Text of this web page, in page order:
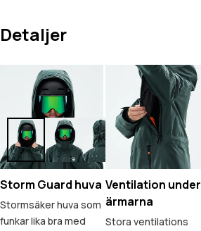
Detaljer
Storm Guard huva
Stormsäker huva som
funkar lika bra med
Ventilation under
ärmarna
Stora ventilations